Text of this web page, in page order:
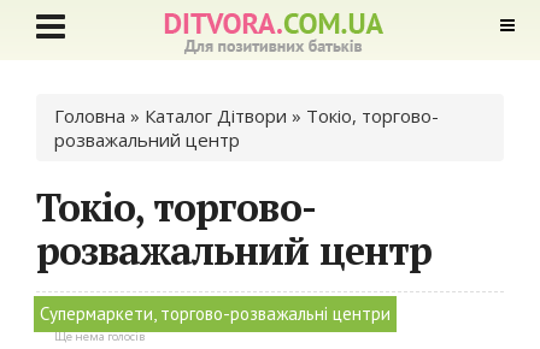
Ви є тут
Головна » Каталог Дітвори » Токіо, торгово-
розважальний центр
Токіо, торгово-
розважальний центр
Супермаркети, торгово-розважальні центри
Ще нема голосів